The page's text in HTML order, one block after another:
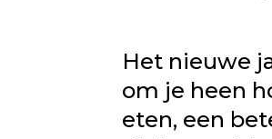
Het nieuwe
om je heen
eten, een